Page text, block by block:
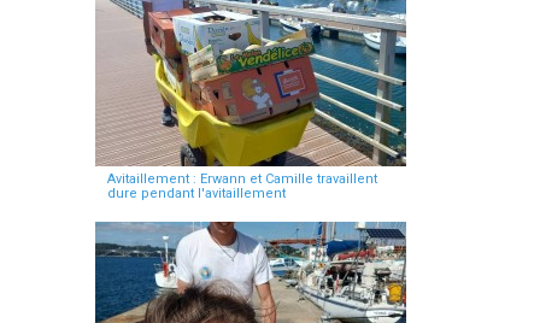
Avitaillement : Erwann et Camille travaillent
dure pendant l'avitaillement